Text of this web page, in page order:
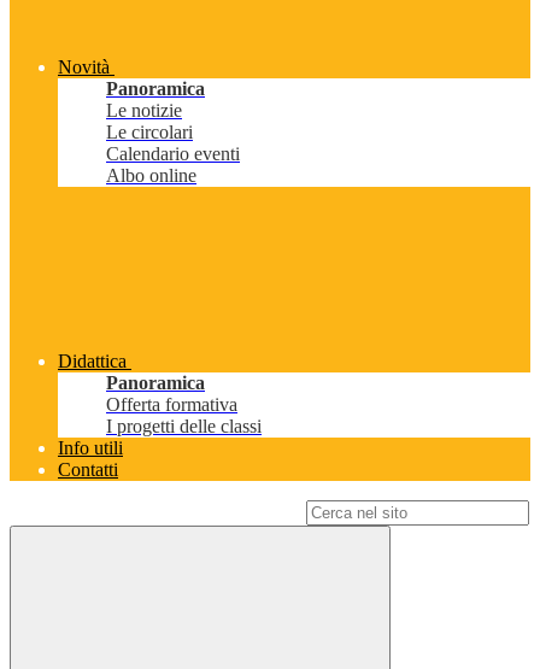
Novità
Panoramica
Le notizie
Le circolari
Calendario eventi
Albo online
Didattica
Panoramica
Offerta formativa
I progetti delle classi
Info utili
Contatti